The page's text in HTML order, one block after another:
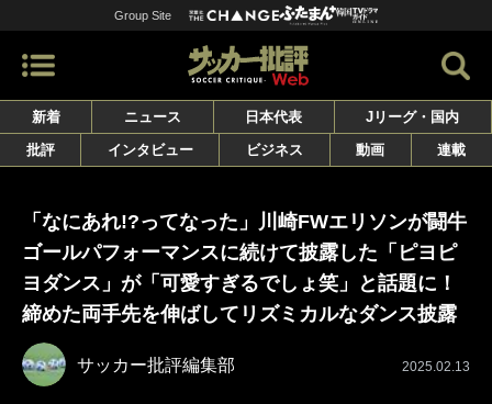
Group Site
新着 ニュース 日本代表
Jリーグ・国内
批評
インタビュー ビジネス 動画 連載
「なにあれ!?ってなった」川崎FWエリソンが闘牛
ゴールパフォーマンスに続けて披露した「ピヨピ
ヨダンス」が「可愛すぎるでしょ笑」と話題に！
締めた両手先を伸ばしてリズミカルなダンス披露
サッカー批評編集部 2025.02.13